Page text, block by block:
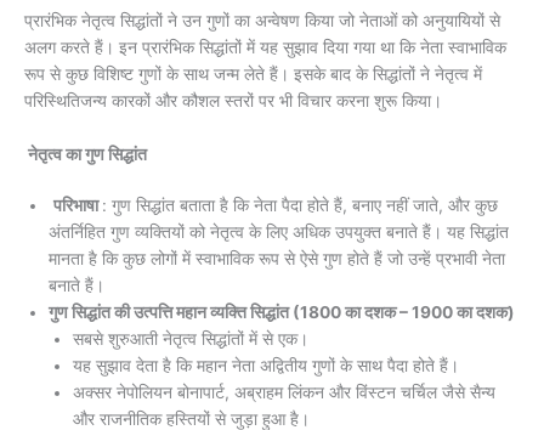
प्रारंभिक नेतृत्व सिद्धांतों ने उन गुणों का अन्वेषण किया जो नेताओं को अनुयायियों से
अलग करते हैं। इन प्रारंभिक सिद्धांतों में यह सुझाव दिया गया था कि नेता स्वाभाविक
रूप से कुछ विशिष्ट गुणों के साथ जन्म लेते हैं। इसके बाद के सिद्धांतों ने नेतृत्व में
परिस्थितिजन्य कारकों और कौशल स्तरों पर भी विचार करना शुरू किया।
नेतृत्व का गुण सिद्धांत
परिभाषा: गुण सिद्धांत बताता है कि नेता पैदा होते हैं, बनाए नहीं जाते, और कुछ
अंतर्निहित गुण व्यक्तियों को नेतृत्व के लिए अधिक उपयुक्त बनाते हैं। यह सिद्धांत
मानता है कि कुछ लोगों में स्वाभाविक रूप से ऐसे गुण होते हैं जो उन्हें प्रभावी नेता
बनाते हैं।
गुण सिद्धांत की उत्पत्ति महान व्यक्ति सिद्धांत (1800 का दशक – 1900 का दशक)
सबसे शुरुआती नेतृत्व सिद्धांतों में से एक।
यह सुझाव देता है कि महान नेता अद्वितीय गुणों के साथ पैदा होते हैं।
अक्सर नेपोलियन बोनापार्ट, अब्राहम लिंकन और विंस्टन चर्चिल जैसे सैन्य
और राजनीतिक हस्तियों से जुड़ा हुआ है।